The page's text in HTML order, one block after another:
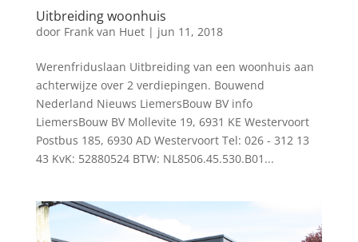
Uitbreiding woonhuis
door Frank van Huet| jun 11, 2018
Werenfriduslaan Uitbreiding van een woonhuis aan
achterwijze over 2 verdiepingen. Bouwend
Nederland Nieuws LiemersBouw BV info
LiemersBouw BV Mollevite 19, 6931 KE Westervoort
Postbus 185, 6930 AD Westervoort Tel: 026 - 312 13
43 KvK: 52880524 BTW: NL8506.45.530.B01...